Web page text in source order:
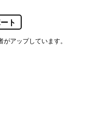
ト
アップしています。